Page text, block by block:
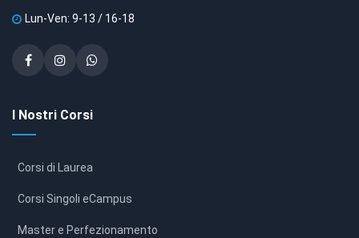
Lun-Ven: 9-13 / 16-18
I Nostri Corsi
Corsi di Laurea
Corsi Singoli eCampus
Master e Perfezionamento